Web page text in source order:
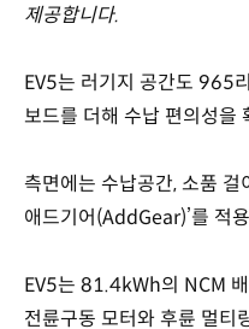
제공합니다.
EV5는 러기지 공간도 965
보드를 더해 수납 편의성을
측면에는 수납공간, 소품 걸
애드기어(AddGear)’를 적
EV5는 81.4kWh의 NCM
전륜구동 모터와 후륜 멀티